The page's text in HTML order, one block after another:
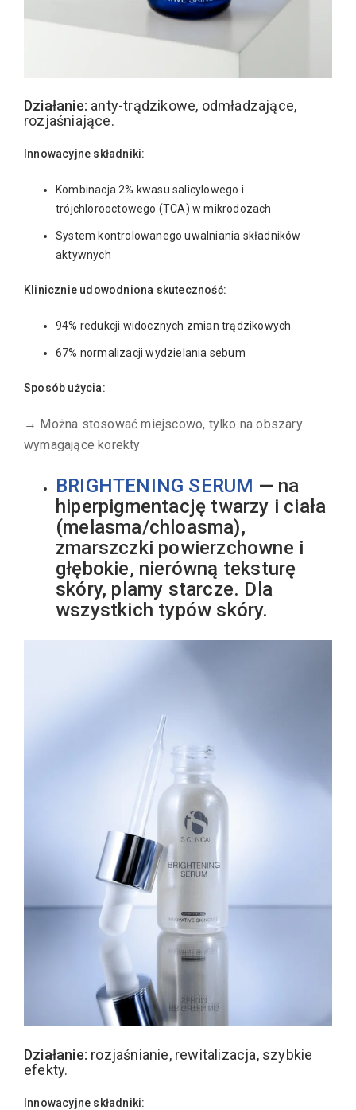
Działanie: anty-trądzikowe, odmładzające,
rozjaśniające.
Innowacyjne składniki:
Kombinacja 2% kwasu salicylowego i
trójchlorooctowego (TCA) w mikrodozach
System kontrolowanego uwalniania składników
aktywnych
Klinicznie udowodniona skuteczność:
94% redukcji widocznych zmian trądzikowych
67% normalizacji wydzielania sebum
Sposób użycia:
→ Można stosować miejscowo, tylko na obszary
wymagające korekty
BRIGHTENING SERUM — na
hiperpigmentację twarzy i ciała
(melasma/chloasma),
zmarszczki powierzchowne i
głębokie, nierówną teksturę
skóry, plamy starcze. Dla
wszystkich typów skóry.
Działanie: rozjaśnianie, rewitalizacja, szybkie
efekty.
Innowacyjne składniki: